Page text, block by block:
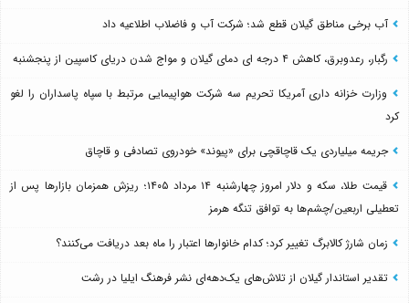
آب برخی مناطق گیلان قطع شد؛ شرکت آب و فاضلاب اطلاعیه داد
رگبار، رعدوبرق، کاهش ۴ درجه ای دمای گیلان و مواج شدن دریای کاسپین از پنجشنبه
وزارت خزانه داری آمریکا تحریم سه شرکت هواپیمایی مرتبط با سپاه پاسداران را لغو
کرد
جریمه میلیاردی یک قاچاقچی برای «پیوند» خودروی تصادفی و قاچاق
قیمت طلا، سکه و دلار امروز چهارشنبه ۱۴ مرداد ۱۴۰۵؛ ریزش همزمان بازارها پس از
تعطیلی اربعین/چشم‌ها به توافق تنگه هرمز
زمان شارژ کالابرگ تغییر کرد؛ کدام خانوارها اعتبار را ماه بعد دریافت می‌کنند؟
تقدیر استاندار گیلان از تلاش‌های یک‌دهه‌ای نشر فرهنگ ایلیا در رشت